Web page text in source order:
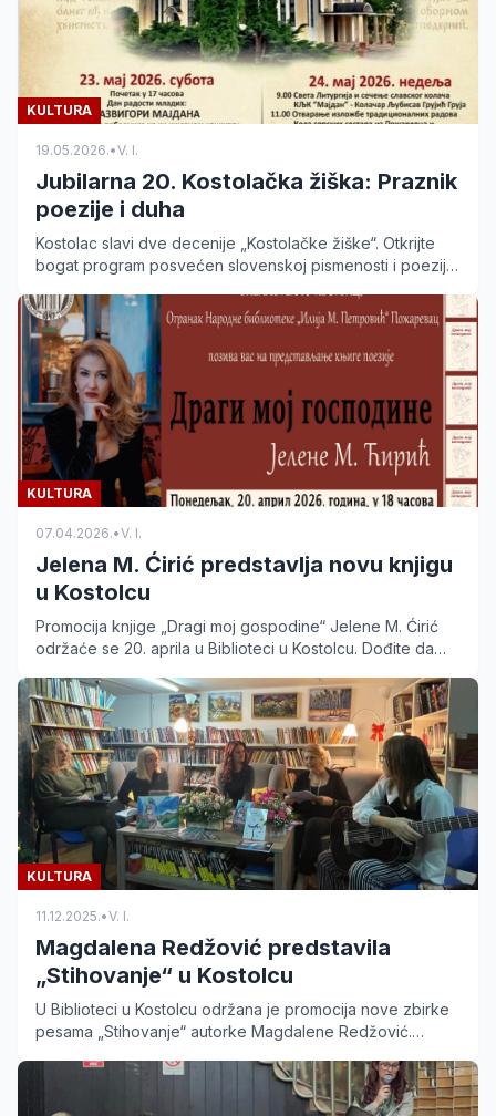
KULTURA
19.05.2026.•V. I.
Jubilarna 20. Kostolačka žiška: Praznik
poezije i duha
Kostolac slavi dve decenije „Kostolačke žiške“. Otkrijte
bogat program posvećen slovenskoj pismenosti i poeziji
KULTURA
07.04.2026.•V. I.
Jelena M. Ćirić predstavlja novu knjigu
u Kostolcu
Promocija knjige „Dragi moj gospodine“ Jelene M. Ćirić
održaće se 20. aprila u Biblioteci u Kostolcu. Dođite da
KULTURA
11.12.2025.•V. I.
Magdalena Redžović predstavila
„Stihovanje“ u Kostolcu
U Biblioteci u Kostolcu održana je promocija nove zbirke
pesama „Stihovanje“ autorke Magdalene Redžović.